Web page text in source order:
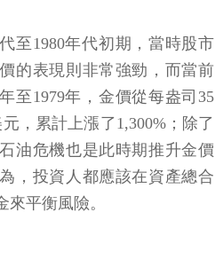
至1980年代初期，當時股市
的表現則非常強勁，而當前
至1979年，金價從每盎司35
，累計上漲了1,300%；除了
油危機也是此時期推升金價
，投資人都應該在資產總合
來平衡風險。